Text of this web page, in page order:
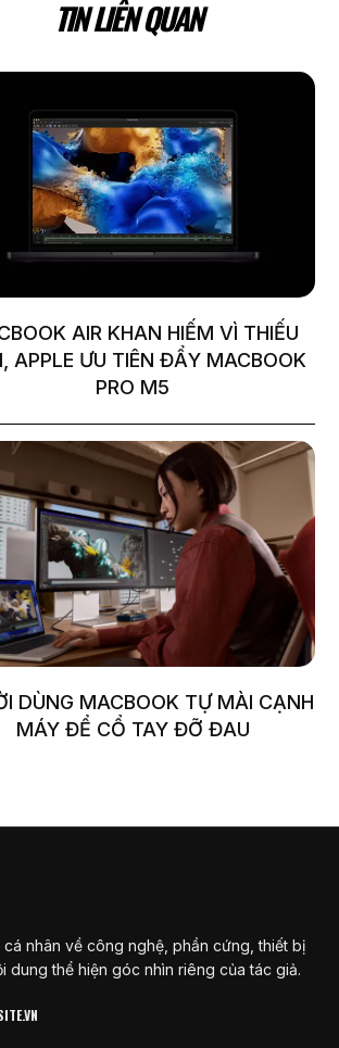
TIN LIÊN QUAN
AIR KHAN HIẾM VÌ THIẾU
APPLE ƯU TIÊN ĐẨY MACBOOK
PRO M5
DÙNG MACBOOK TỰ MÀI CẠNH
MÁY ĐỂ CỔ TAY ĐỠ ĐAU
cá nhân về công nghệ, phần cứng, thiết bị
dung thể hiện góc nhìn riêng của tác giả.